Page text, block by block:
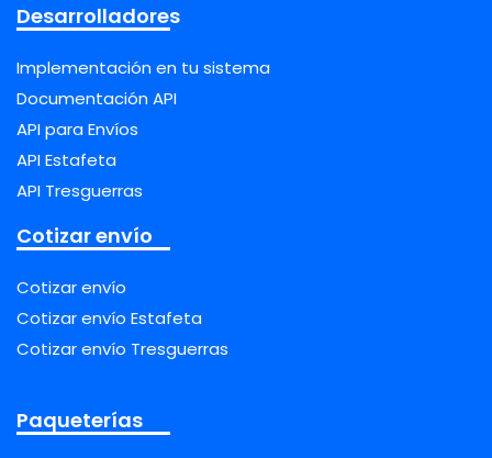
Desarrolladores
Implementación en tu sistema
Documentación API
API para Envíos
API Estafeta
API Tresguerras
Cotizar envío
Cotizar envío
Cotizar envío Estafeta
Cotizar envío Tresguerras
Paqueterías